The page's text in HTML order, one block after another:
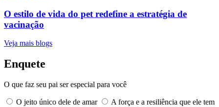
O estilo de vida do pet redefine a estratégia de
vacinação
Veja mais blogs
Enquete
O que faz seu pai ser especial para você
O jeito único dele de amar
A força e a resiliência que ele tem